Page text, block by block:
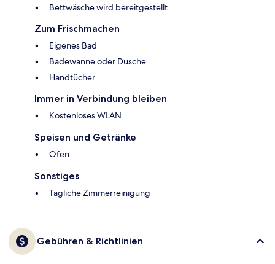
Bettwäsche wird bereitgestellt
Zum Frischmachen
Eigenes Bad
Badewanne oder Dusche
Handtücher
Immer in Verbindung bleiben
Kostenloses WLAN
Speisen und Getränke
Ofen
Sonstiges
Tägliche Zimmerreinigung
Gebühren & Richtlinien